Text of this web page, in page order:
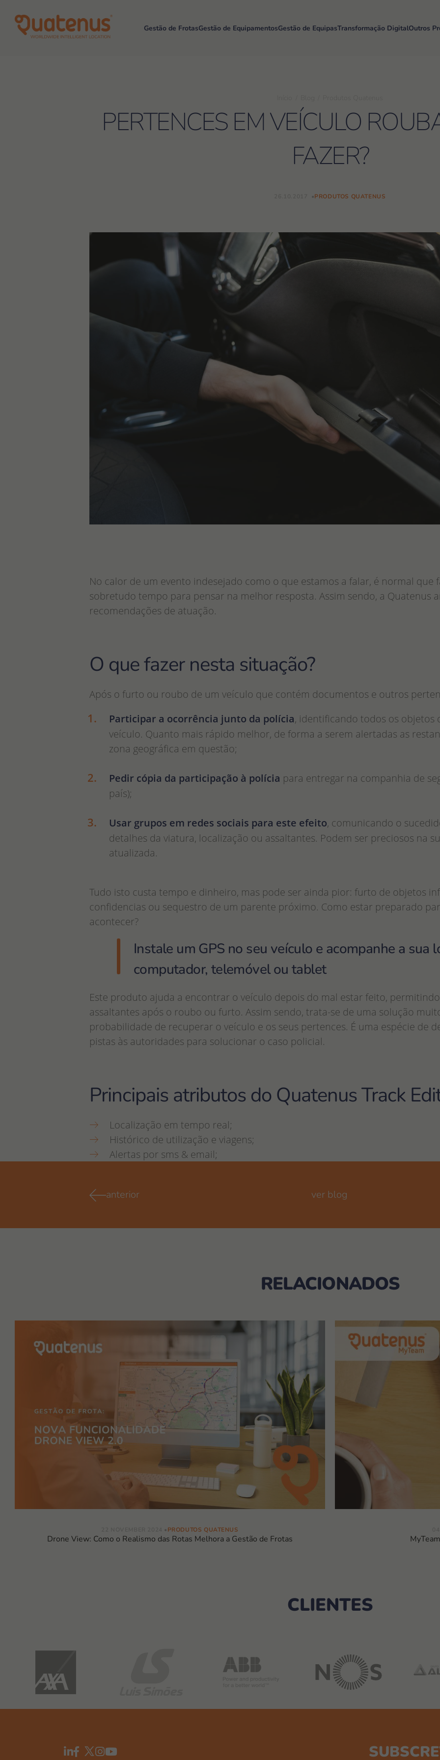
Gestão de FrotasGestão de EquipamentosGestão de EquipasTransformação DigitalOutros
PERTENCES EM VEÍCULO
FAZER?
PRODUTOS QUATENUS
No calor de um evento indesejado como o que estamos a falar, é normal que
sobretudo tempo para pensar na melhor resposta. Assim sendo, a Quatenus
recomendações de atuação.
O que fazer nesta situação?
Após o furto ou roubo de um veículo que contém documentos e outros
Participar a ocorrência junto da polícia, identificando todos os objetos
veículo. Quanto mais rápido melhor, de forma a serem alertadas as
zona geográfica em questão;
Pedir cópia da participação à polícia para entregar na companhia de
país);
Usar grupos em redes sociais para este efeito, comunicando o
detalhes da viatura, localização ou assaltantes. Podem ser preciosos na
atualizada.
Tudo isto custa tempo e dinheiro, mas pode ser ainda pior: furto de objetos
confidencias ou sequestro de um parente próximo. Como estar preparado
acontecer?
Instale um GPS no seu veículo e acompanhe a sua
computador, telemóvel ou tablet
Este produto ajuda a encontrar o veículo depois do mal estar feito,
assaltantes após o roubo ou furto. Assim sendo, trata-se de uma solução
probabilidade de recuperar o veículo e os seus pertences. É uma espécie de
pistas às autoridades para solucionar o caso policial.
Principais atributos do Quatenus Track
Localização em tempo real;
Histórico de utilização e viagens;
Alertas por sms & email;
anterior ver blog
RELACIONADOS
PRODUTOS QUATENUS
Drone View: Como o Realismo das Rotas Melhora a Gestão de Frotas
CLIENTES